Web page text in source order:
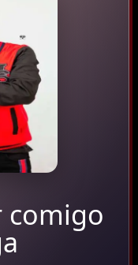
comigo